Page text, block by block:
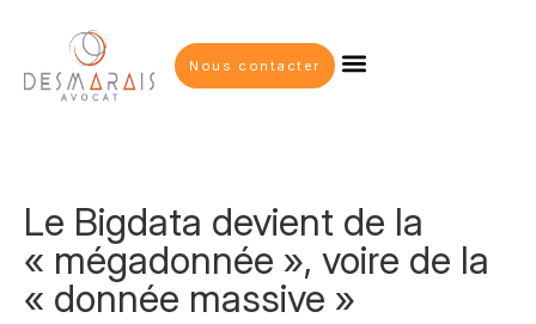
Nous contacter
Le Bigdata devient de la
« mégadonnée », voire de la
« donnée massive »